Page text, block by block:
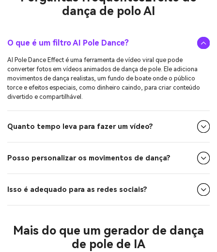
dança de polo AI
O que é um filtro AI Pole Dance?
AI Pole Dance Effect é uma ferramenta de vídeo viral que pode
converter fotos em vídeos animados de dança de pole. Ele adiciona
movimentos de dança realistas, um fundo de boate onde o público
torce e efeitos especiais, como dinheiro caindo, para criar conteúdo
divertido e compartilhável.
Quanto tempo leva para fazer um vídeo?
Posso personalizar os movimentos de dança?
Isso é adequado para as redes sociais?
Mais do que um gerador de dança
de pole de IA